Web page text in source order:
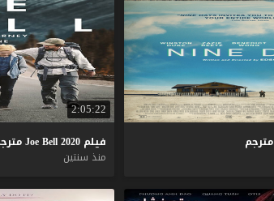
مترجم
2:05:22
فيلم JoeBell2020
منذ سنتين